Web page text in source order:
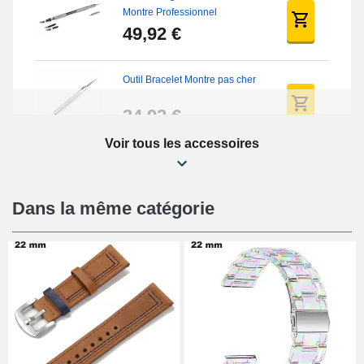
Montre Professionnel
49,92 €
Outil Bracelet Montre pas cher
34,92 €
Kit Réparation Montre Débutant
16,90 €
Pied à Coulisse Numérique
9,90 €
Pince à Poinçonner (pince trou)
Voir tous les accessoires
Dans la même catégorie